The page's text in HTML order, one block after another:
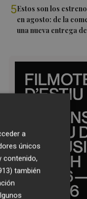
5Estos son los
en agosto: de la
una nueva entrega
a
únicos
contenido,
también